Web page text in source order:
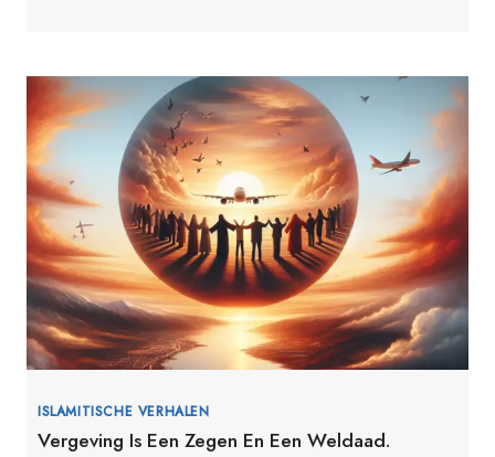
ISLAMITISCHE VERHALEN
Vergeving Is Een Zegen En Een Weldaad.